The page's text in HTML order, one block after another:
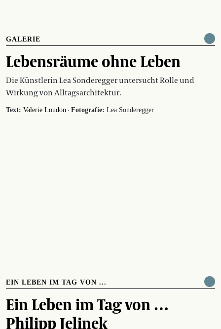
GALERIE
Lebensräume ohne Leben
Die Künstlerin Lea Sonderegger untersucht Rolle und
Wirkung von Alltagsarchitektur.
Text: Valerie Loudon · Fotografie: Lea Sonderegger
EIN LEBEN IM TAG VON ...
Ein Leben im Tag von …
Philipp Jelinek